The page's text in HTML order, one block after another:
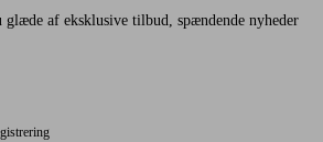
glæde af eksklusive tilbud, spændende nyheder